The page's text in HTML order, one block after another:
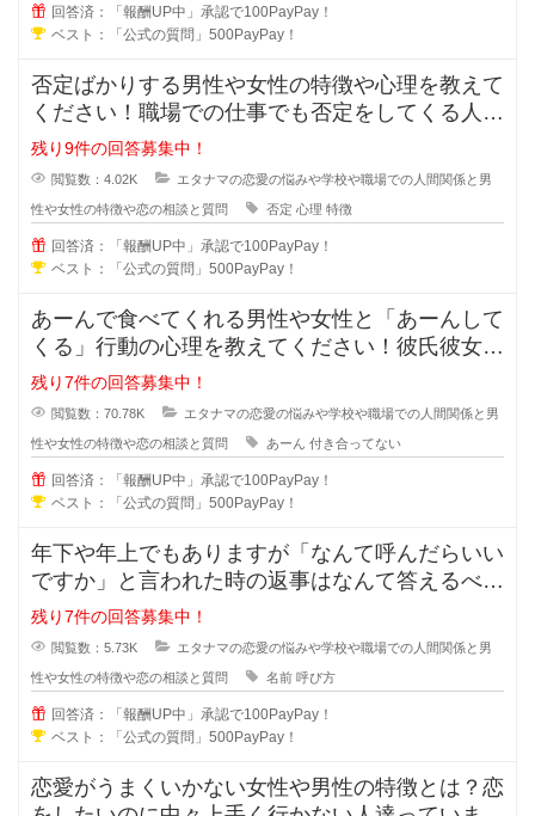
回答済：「報酬UP中」承認で100PayPay！
ベスト：「公式の質問」500PayPay！
否定ばかりする男性や女性の特徴や心理を教えて
ください！職場での仕事でも否定をしてくる人っ
ていますよね？女同士や男同士で恋
残り9件の回答募集中！
閲覧数：4.02K エタナマの恋愛の悩みや学校や職場での人間関係と男
性や女性の特徴や恋の相談と質問 否定 心理 特徴
回答済：「報酬UP中」承認で100PayPay！
ベスト：「公式の質問」500PayPay！
あーんで食べてくれる男性や女性と「あーんして
くる」行動の心理を教えてください！彼氏彼女で
はなく付き合っていないのに、あー
残り7件の回答募集中！
閲覧数：70.78K エタナマの恋愛の悩みや学校や職場での人間関係と男
性や女性の特徴や恋の相談と質問 あーん 付き合ってない
回答済：「報酬UP中」承認で100PayPay！
ベスト：「公式の質問」500PayPay！
年下や年上でもありますが「なんて呼んだらいい
ですか」と言われた時の返事はなんて答えるべき
でしょうか？「苗字+さん」付け？
残り7件の回答募集中！
閲覧数：5.73K エタナマの恋愛の悩みや学校や職場での人間関係と男
性や女性の特徴や恋の相談と質問 名前 呼び方
回答済：「報酬UP中」承認で100PayPay！
ベスト：「公式の質問」500PayPay！
恋愛がうまくいかない女性や男性の特徴とは？恋